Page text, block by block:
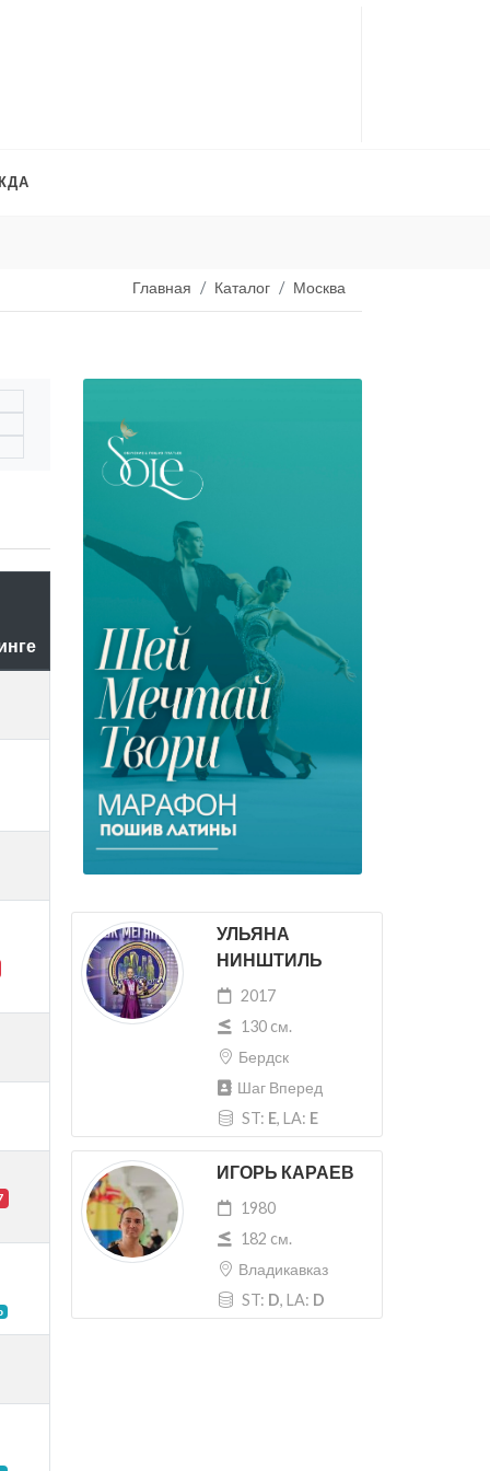
Главная Каталог Москва
УЛЬЯНА
НИНШТИЛЬ
2017
130 cм.
Бердск
Шаг Вперед
ST: E, LA: E
ИГОРЬ КАРАЕВ
1980
182 cм.
Владикавказ
ST: D, LA: D